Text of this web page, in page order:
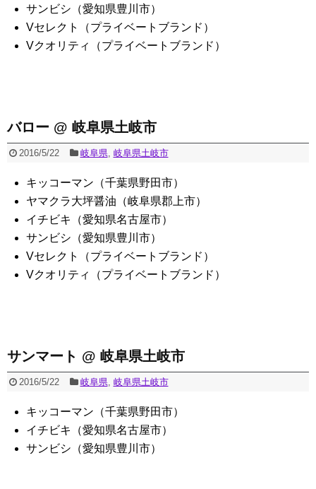
サンビシ（愛知県豊川市）
Vセレクト（プライベートブランド）
Vクオリティ（プライベートブランド）
バロー @ 岐阜県土岐市
2016/5/22 岐阜県, 岐阜県土岐市
キッコーマン（千葉県野田市）
ヤマクラ大坪醤油（岐阜県郡上市）
イチビキ（愛知県名古屋市）
サンビシ（愛知県豊川市）
Vセレクト（プライベートブランド）
Vクオリティ（プライベートブランド）
サンマート @ 岐阜県土岐市
2016/5/22 岐阜県, 岐阜県土岐市
キッコーマン（千葉県野田市）
イチビキ（愛知県名古屋市）
サンビシ（愛知県豊川市）